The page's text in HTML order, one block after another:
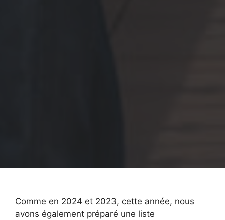
Comme en 2024 et 2023, cette année, nous
avons également préparé une liste